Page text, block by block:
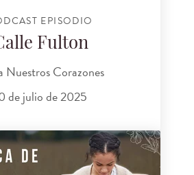
EPISODIO
Fulton
Nuestros Corazones
de julio de 2025